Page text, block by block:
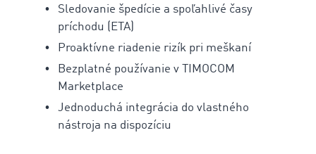
Sledovanie špedície a spoľahlivé časy
príchodu (ETA)
Proaktívne riadenie rizík pri meškaní
Bezplatné používanie v TIMOCOM
Marketplace
Jednoduchá integrácia do vlastného
nástroja na dispozíciu